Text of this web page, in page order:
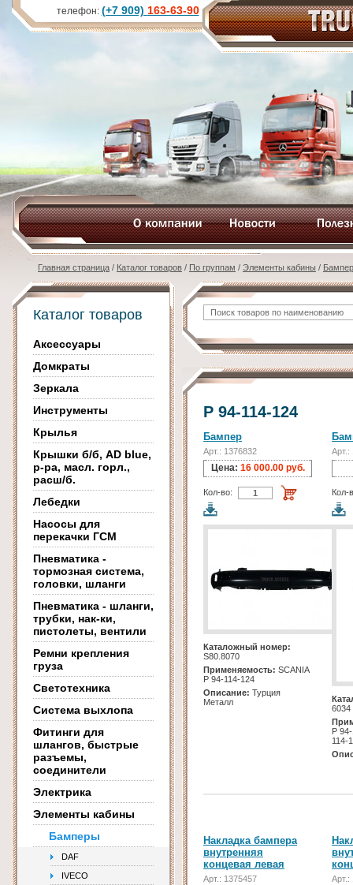
Главная страница / Каталог товаров / По группам / Элементы кабины /
Каталог товаров
Аксессуары
Домкраты
Зеркала
Инструменты
Крылья
Крышки б/б, AD blue,
р-ра, масл. горл.,
расш/б.
Лебедки
Насосы для
перекачки ГСМ
Пневматика -
тормозная система,
головки, шланги
Пневматика - шланги,
трубки, нак-ки,
пистолеты, вентили
Ремни крепления
груза
Светотехника
Система выхлопа
Фитинги для
шлангов, быстрые
разъемы,
соединители
Электрика
Элементы кабины
Бамперы
DAF
IVECO
Р 94-114-124
Бампер
Арт.: 1376832
Цена: 16 000.00 руб.
Кол-во:
Каталожный номер:
S80.8070
Применяемость: SCANIA
Р 94-114-124
Описание: Турция
Металл
Арт.:
Кол-
6034
Р
114-
Накладка бампера
внутренняя
концевая левая
Арт.: 1375457 Арт.:
телефон: (+7 909) 163-63-90